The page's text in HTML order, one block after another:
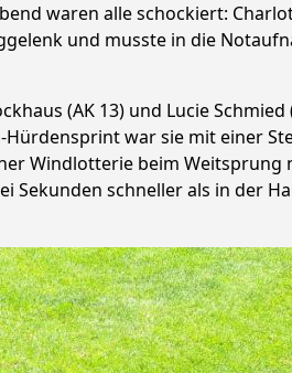
waren alle schockiert:
und musste in die
(AK 13) und Lucie Schmied
Hürdensprint war sie mit einer
Windlotterie beim Weitsprung
Sekunden schneller als in der